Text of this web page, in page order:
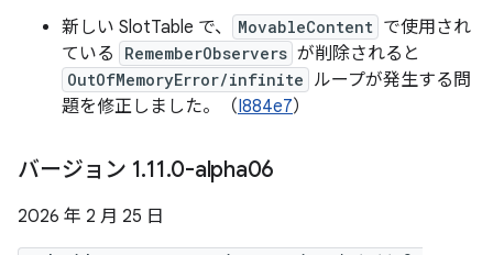
新しい SlotTable で、
MovableContent で使用され
ている
RememberObservers が削除されると
OutOfMemoryError/infinite ループが発生する問
題を修正しました。（I884e7）
バージョン 1.11.0-alpha06
2026 年 2 月 25 日